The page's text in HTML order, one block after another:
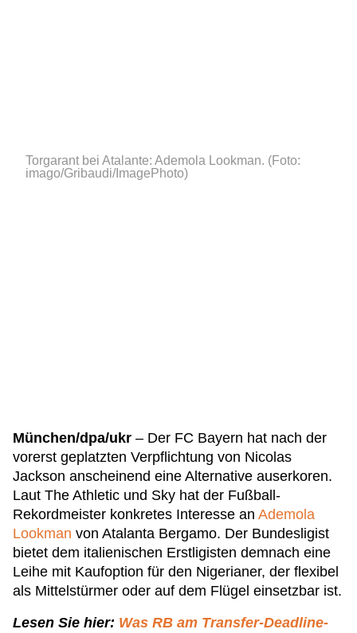
Torgarant bei Atalante: Ademola Lookman. (Foto:
imago/Gribaudi/ImagePhoto)
München/dpa/ukr – Der FC Bayern hat nach der
vorerst geplatzten Verpflichtung von Nicolas
Jackson anscheinend eine Alternative auserkoren.
Laut The Athletic und Sky hat der Fußball-
Rekordmeister konkretes Interesse an Ademola
Lookman von Atalanta Bergamo. Der Bundesligist
bietet dem italienischen Erstligisten demnach eine
Leihe mit Kaufoption für den Nigerianer, der flexibel
als Mittelstürmer oder auf dem Flügel einsetzbar ist.
Lesen Sie hier: Was RB am Transfer-Deadline-